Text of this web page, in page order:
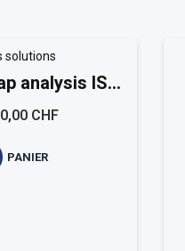
solutions
analysis ISO
9001CHF
PANIER